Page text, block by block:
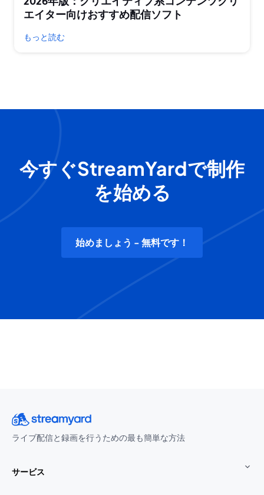
エイター向けおすすめ配信ソフト
もっと読む
今すぐStreamYardで制作
を始める
始めましょう - 無料です！
ライブ配信と録画を行うための最も簡単な方法
サービス